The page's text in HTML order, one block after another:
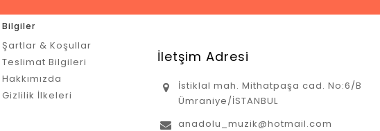
Bilgiler
Şartlar & Koşullar
Teslimat Bilgileri
Hakkımızda
Gizlilik İlkeleri
İletşim Adresi
İstiklal mah. Mithatpaşa cad. No:6/B
Ümraniye/İSTANBUL
anadolu_muzik@hotmail.com